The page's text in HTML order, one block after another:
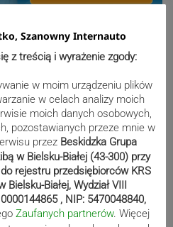
z MCK Żywiec!
ruszają po kolejne
mistrzostw
Rajdzie Rzeszowskim
Szanowny Internauto
z treścią i wyrażenie zgody:
w moim urządzeniu plików
w celach analizy moich
moich danych osobowych,
pozostawianych przeze mnie w
przez Beskidzka Grupa
w Bielsku-Białej (43-300) przy
rejestru przedsiębiorców KRS
Białej, Wydział VIII
, NIP: 5470048840,
Zaufanych partnerów. Więcej